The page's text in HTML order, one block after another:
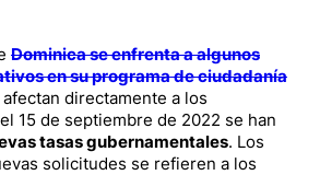
Dominica se enfrenta a algunos
en su programa de ciudadanía
directamente a los
15 de septiembre de 2022 se han
tasas gubernamentales. Los
solicitudes se refieren a los